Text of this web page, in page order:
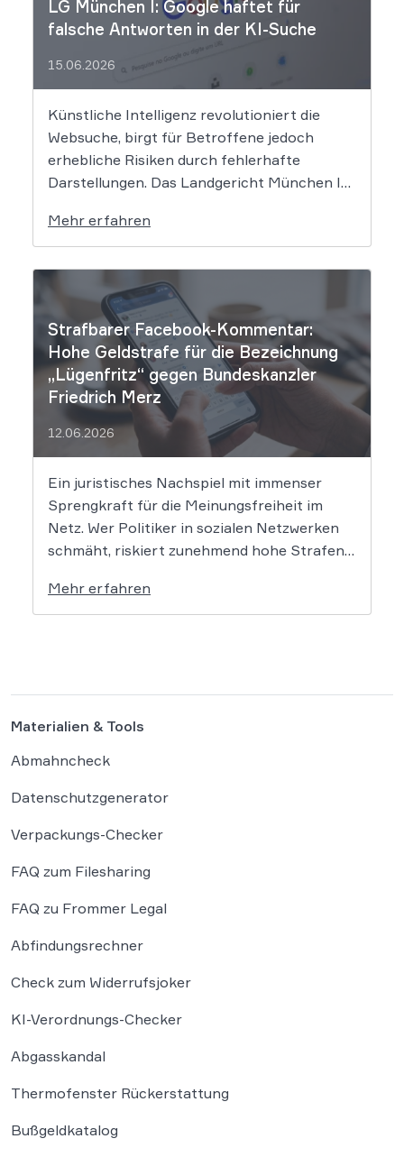
LG München I: Google haftet für
falsche Antworten in der KI-Suche
15.06.2026
Künstliche Intelligenz revolutioniert die
Websuche, birgt für Betroffene jedoch
erhebliche Risiken durch fehlerhafte
Darstellungen. Das Landgericht München I
rechtliche Grenzen. Werden durch die
automatisierten KI-Zusammenfassungen
falsche Tatsachen verbreitet, greift die
unmittelbare Haftung des
Suchmaschinenbetreibers. Das Landgericht
München I (LG München I) hat in […]
Mehr erfahren
Strafbarer Facebook-Kommentar:
Hohe Geldstrafe für die Bezeichnung
„Lügenfritz“ gegen Bundeskanzler
Friedrich Merz
12.06.2026
Ein juristisches Nachspiel mit immenser
Sprengkraft für die Meinungsfreiheit im
Netz. Wer Politiker in sozialen Netzwerken
schmäht, riskiert zunehmend hohe Strafen.
einen Facebook-Nutzer eine empfindliche
Geldstrafe verhängt, weil dieser den
Mehr erfahren
Materialien & Tools
Abmahncheck
Datenschutzgenerator
Verpackungs-Checker
FAQ zum Filesharing
FAQ zu Frommer Legal
Abfindungsrechner
Check zum Widerrufsjoker
KI-Verordnungs-Checker
Abgasskandal
Thermofenster Rückerstattung
Bußgeldkatalog